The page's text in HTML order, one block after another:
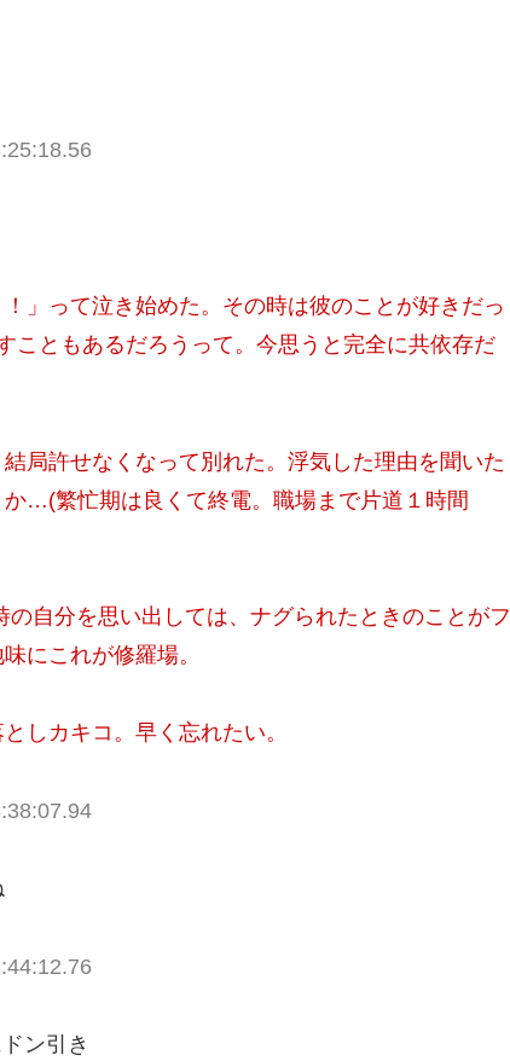
」って泣き始めた。その時は彼のことが好きだっ
こともあるだろうって。今思うと完全に共依存だ
局許せなくなって別れた。浮気した理由を聞いた
…(繁忙期は良くて終電。職場まで片道１時間
自分を思い出しては、ナグられたときのことがフ
にこれが修羅場。
しカキコ。早く忘れたい。
ン引き